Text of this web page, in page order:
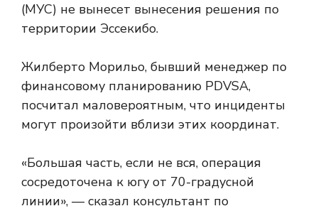
(МУС) не вынесет вынесения решения по
территории Эссекибо.
Жилберто Морильо, бывший менеджер по
финансовому планированию PDVSA,
посчитал маловероятным, что инциденты
могут произойти вблизи этих координат.
«Большая часть, если не вся, операция
сосредоточена к югу от 70-градусной
линии», — сказал консультант по